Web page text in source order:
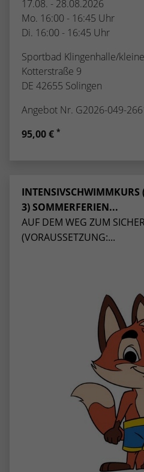
17.08. - 28.08.2026
Mo. 16:00 - 16:45 Uhr
Di. 16:00 - 16:45 Uhr
Sportbad Klingenhalle/
Kotterstraße 9
DE 42655 Solingen
Angebot Nr. G2026-049-
95,00 € *
INTENSIVSCHWIMMKURS
3) SOMMERFERIEN...
AUF DEM WEG ZUM
(VORAUSSETZUNG:...